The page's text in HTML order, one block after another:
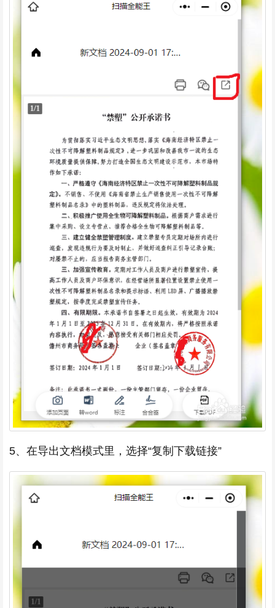
5、在导出文档模式里，选择“复制下载链接”